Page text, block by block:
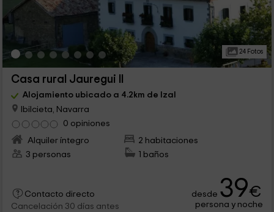
24 Fotos
Casa rural Jauregui II
Alojamiento ubicado a 4.2km de Izal
Ibilcieta, Navarra
0 opiniones
Alquiler íntegro
2 habitaciones
3 personas
1 baños
Contacto directo
Cancelación 30 días antes
desde 39€
persona y noche